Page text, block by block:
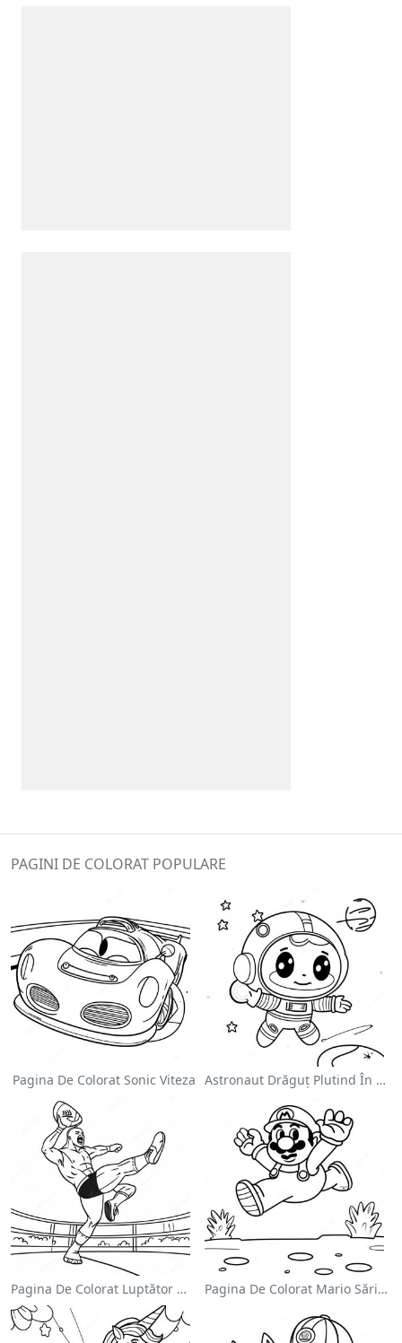
PAGINI DE COLORAT POPULARE
Pagina De Colorat Sonic Viteza Astronaut Drăguț Plutind În Spațiu - Pagina De Colorat
Pagina De Colorat Luptător Wwe Sărind Pe Inamic Pagina De Colorat Mario Sărind Peste Goombas